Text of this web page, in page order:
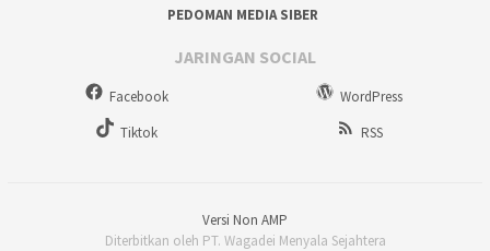
PEDOMAN MEDIA SIBER
JARINGAN SOCIAL
Facebook
WordPress
Tiktok
RSS
Versi Non AMP
Diterbitkan oleh PT. Wagadei Menyala Sejahtera